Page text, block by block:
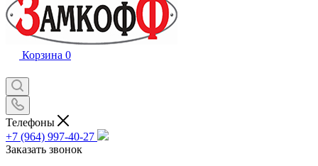
Корзина 0
Телефоны
+7 (964) 997-40-27
Заказать звонок